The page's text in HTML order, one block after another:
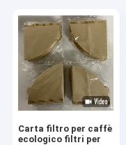
Carta filtro per caffè
ecologico filtri per